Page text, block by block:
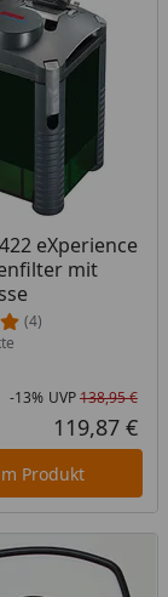
eXperience
mit
(4)
-13% UVP138,95 €
119,87 €
Produkt